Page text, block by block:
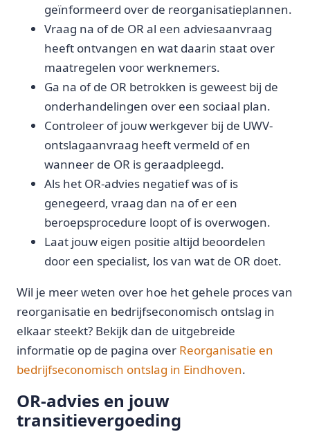
geïnformeerd over de reorganisatieplannen.
Vraag na of de OR al een adviesaanvraag
heeft ontvangen en wat daarin staat over
maatregelen voor werknemers.
Ga na of de OR betrokken is geweest bij de
onderhandelingen over een sociaal plan.
Controleer of jouw werkgever bij de UWV-
ontslagaanvraag heeft vermeld of en
wanneer de OR is geraadpleegd.
Als het OR-advies negatief was of is
genegeerd, vraag dan na of er een
beroepsprocedure loopt of is overwogen.
Laat jouw eigen positie altijd beoordelen
door een specialist, los van wat de OR doet.
Wil je meer weten over hoe het gehele proces van
reorganisatie en bedrijfseconomisch ontslag in
elkaar steekt? Bekijk dan de uitgebreide
informatie op de pagina over Reorganisatie en
bedrijfseconomisch ontslag in Eindhoven.
OR-advies en jouw
transitievergoeding